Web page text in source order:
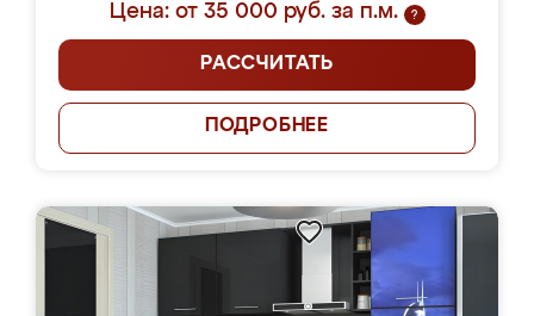
Цена: от 35 000 руб. за п.м.
?
РАССЧИТАТЬ
ПОДРОБНЕЕ